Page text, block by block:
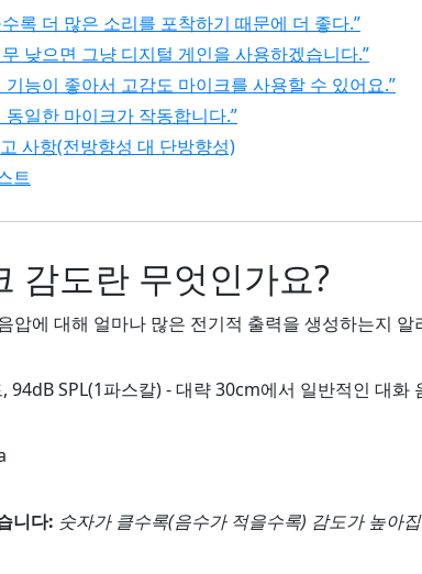
록 더 많은 소리를 포착하기 때문에 더 좋다.”
낮으면 그냥 디지털 게인을 사용하겠습니다.”
기능이 좋아서 고감도 마이크를 사용할 수 있어요.”
동일한 마이크가 작동합니다.”
사항(전방향성 대 단방향성)
트
감도란 무엇인가요?
압에 대해 얼마나 많은 전기적 출력을 생성하는지 알
94dB SPL(1파스칼) - 대략 30cm에서 일반적인 대화
니다: 숫자가 클수록(음수가 적을수록) 감도가 높아